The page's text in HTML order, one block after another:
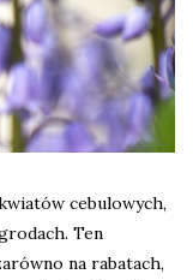
cebulowych,
Ten
na rabatach,